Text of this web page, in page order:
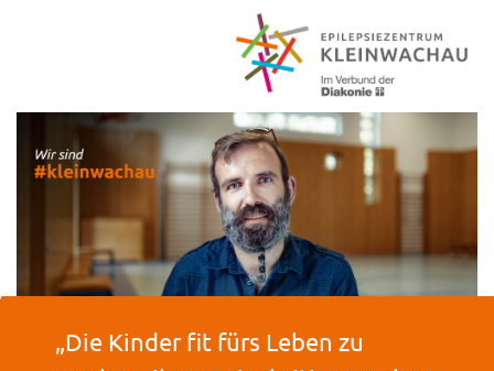
„Die Kinder fit fürs Leben zu